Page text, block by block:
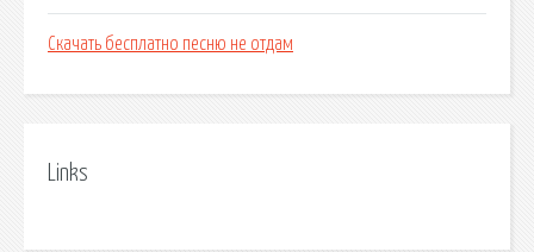
Скачать бесплатно песню не отдам
Links